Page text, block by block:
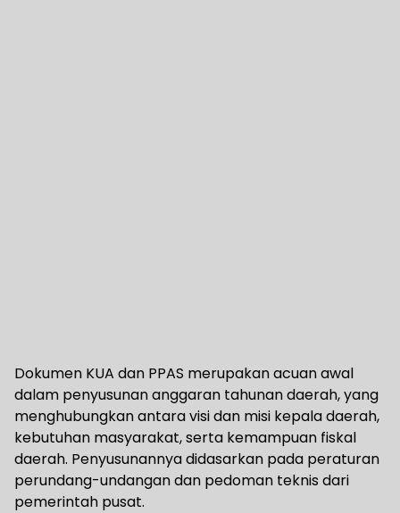
Dokumen KUA dan PPAS merupakan acuan awal
dalam penyusunan anggaran tahunan daerah, yang
menghubungkan antara visi dan misi kepala daerah,
kebutuhan masyarakat, serta kemampuan fiskal
daerah. Penyusunannya didasarkan pada peraturan
perundang-undangan dan pedoman teknis dari
pemerintah pusat.